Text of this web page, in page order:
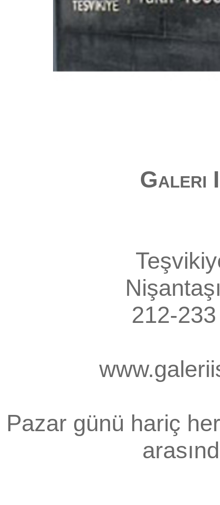
Galeri
212-
Pazar günü hariç